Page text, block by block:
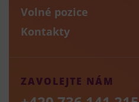
Volné pozice
Kontakty
ZAVOLEJTE NÁM